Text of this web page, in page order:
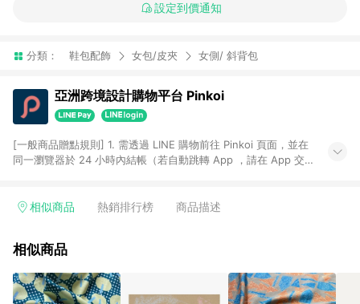
設定到價通知
分類： 鞋包配飾 女包/皮夾 女側/ 斜背包
亞洲跨境設計購物平台 Pinkoi
[一般商品贈點規則] 1. 需透過 LINE 購物前往 Pinkoi 頁面，並在
同一瀏覽器於 24 小時內結帳（若自動跳轉 App ，請在 App 交
回饋訂單不得享有 Pinkoi 站方優惠，例如首購優惠，P coins，
行為，不具贈點資格，部分退款不在此限。 6. APP 請更新至
貨後 45 天後發送。 8. 群眾募資商品，禮物卡，開館保證金，補
運費，攤位費等不具贈點資格。 9. LINE 購物站上之商品規格、
相似商品 熱銷排行榜 商品描述
相似商品